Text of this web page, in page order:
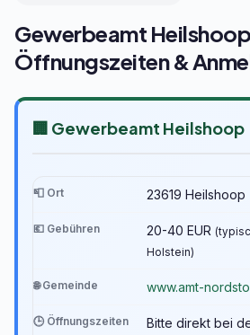
Gewerbeamt
Öffnungszeiten &
🏢 Gewerbeamt Heilshoop
📮 Ort 23619 Heilshoop
💶 Gebühren 20-40 EUR
Holstein)
🌐 Gemeinde www.amt-
🕒 Öffnungszeiten
Bitte direkt bei